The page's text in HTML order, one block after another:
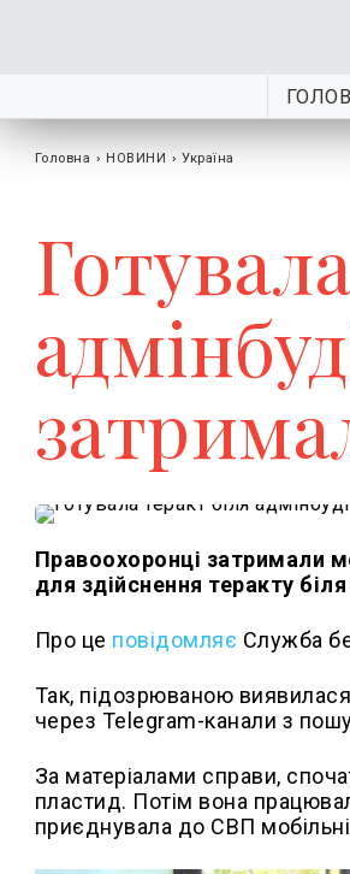
Головна › НОВИНИ › Україна
Правоохоронці затримали
для здійснення теракту
Про це повідомляє Служба
Так, підозрюваною виявилася
через Telegram-канали з
За матеріалами справи,
пластид. Потім вона
приєднувала до СВП